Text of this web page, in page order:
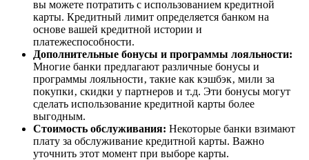
вы можете потратить с использованием кредитной
карты. Кредитный лимит определяется банком на
основе вашей кредитной истории и
платежеспособности.
Дополнительные бонусы и программы лояльности:
Многие банки предлагают различные бонусы и
программы лояльности‚ такие как кэшбэк‚ мили за
покупки‚ скидки у партнеров и т.д. Эти бонусы могут
сделать использование кредитной карты более
выгодным.
Стоимость обслуживания: Некоторые банки взимают
плату за обслуживание кредитной карты. Важно
уточнить этот момент при выборе карты.